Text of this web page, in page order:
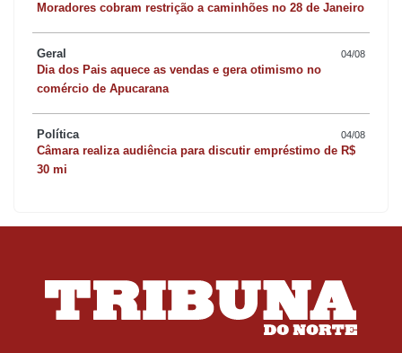
Moradores cobram restrição a caminhões no 28 de Janeiro
Geral 04/08
Dia dos Pais aquece as vendas e gera otimismo no
comércio de Apucarana
Política 04/08
Câmara realiza audiência para discutir empréstimo de R$
30 mi